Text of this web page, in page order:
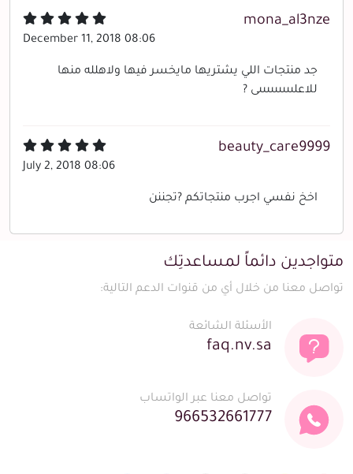
mona_al3nze
December 11, 2018 08:06
جد منتجات اللي يشتريها مايخسر فيها ولاهلله منها
للاعلىىىىىىىىىى ?
beauty_care9999
July 2, 2018 08:06
اخخ نفسي اجرب منتجاتكم ?تجننن
متواجدين دائماً لمساعدتِك
تواصل معنا من خلال أي من قنوات الدعم التالية:
الأسئلة الشائعة
faq.nv.sa
تواصل معنا عبر الواتساب
966532661777